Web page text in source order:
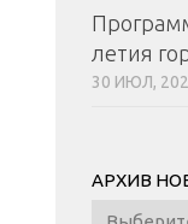
летия
30 ИЮЛ,
АРХИВ
Архив